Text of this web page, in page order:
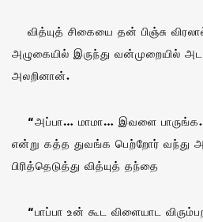
வித்யுத் சிகையை தன் பிஞ்சு
அழுகையில் இருந்து வன்முறையில்
அலறினான்.
“அப்பா… மாமா… இவளை பாருங்க.
என்று கத்த துவங்க பெற்றோர் வந்து
பிரித்தெடுத்து வித்யுத் தந்தை
“பாப்பா உன் கூட விளையாட